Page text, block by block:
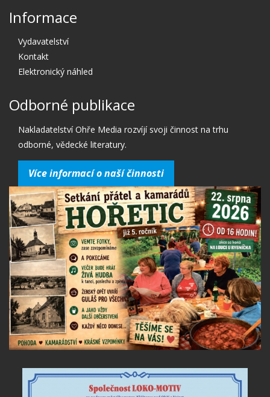
Informace
Vydavatelství
Kontakt
Elektronický náhled
Odborné publikace
Nakladatelství Ohře Media rozvíjí svoji činnost na trhu
odborné, vědecké literatury.
Více informací o naší činnosti